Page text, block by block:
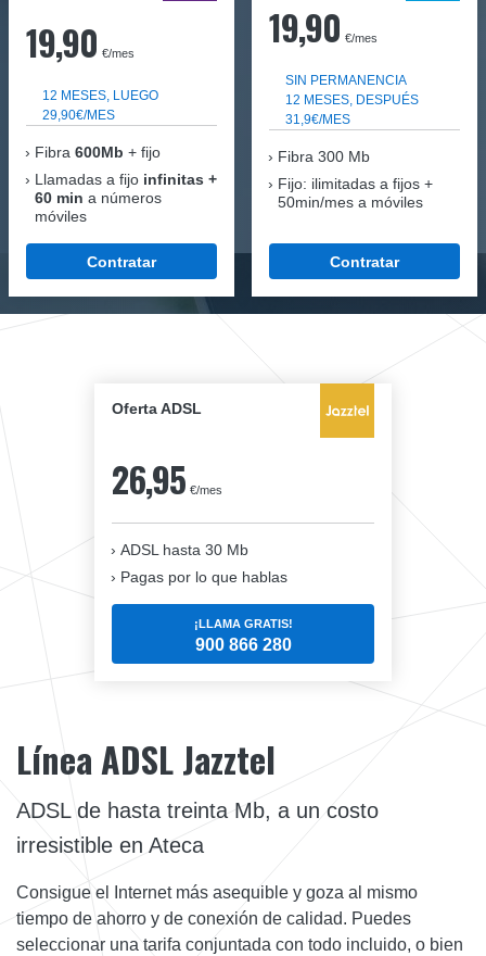
19,90 €/mes
12 MESES, LUEGO
29,90€/MES
Fibra 600Mb + fijo
Llamadas a fijo infinitas +
60 min a números
móviles
Contratar
19,90 €/mes
SIN PERMANENCIA
12 MESES, DESPUÉS
31,9€/MES
Fibra 300 Mb
Fijo: ilimitadas a fijos +
50min/mes a móviles
Contratar
Oferta ADSL
26,95 €/mes
ADSL hasta 30 Mb
Pagas por lo que hablas
¡LLAMA GRATIS!
900 866 280
Línea ADSL Jazztel
ADSL de hasta treinta Mb, a un costo
irresistible en Ateca
Consigue el Internet más asequible y goza al mismo
tiempo de ahorro y de conexión de calidad. Puedes
seleccionar una tarifa conjuntada con todo incluido, o bien